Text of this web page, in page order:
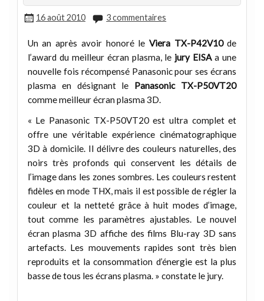
16 août 2010 3 commentaires
Un an après avoir honoré le Viera TX-P42V10de
l’award du meilleur écran plasma, le jury EISAa une
nouvelle fois récompensé Panasonic pour ses écrans
plasma en désignant le Panasonic TX-P50VT20
comme meilleur écran plasma 3D.
« Le Panasonic TX-P50VT20 est ultra complet et
offre une véritable expérience cinématographique
3D à domicile. Il délivre des couleurs naturelles, des
noirs très profonds qui conservent les détails de
l’image dans les zones sombres. Les couleurs restent
fidèles en mode THX, mais il est possible de régler la
couleur et la netteté grâce à huit modes d’image,
tout comme les paramètres ajustables. Le nouvel
écran plasma 3D affiche des films Blu-ray 3D sans
artefacts. Les mouvements rapides sont très bien
reproduits et la consommation d’énergie est la plus
basse de tous les écrans plasma. » constate le jury.